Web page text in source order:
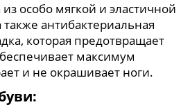
особо мягкой и эластичной
антибактериальная
которая предотвращает
максимум
и не окрашивает ноги.